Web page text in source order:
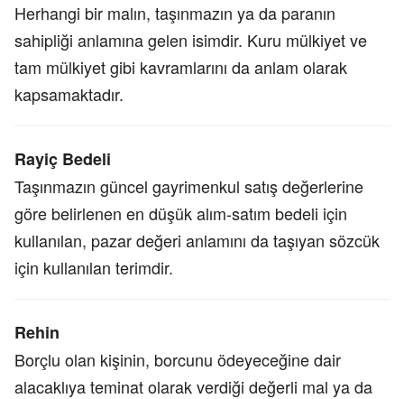
Herhangi bir malın, taşınmazın ya da paranın
sahipliği anlamına gelen isimdir. Kuru mülkiyet ve
tam mülkiyet gibi kavramlarını da anlam olarak
kapsamaktadır.
Rayiç Bedeli
Taşınmazın güncel gayrimenkul satış değerlerine
göre belirlenen en düşük alım-satım bedeli için
kullanılan, pazar değeri anlamını da taşıyan sözcük
için kullanılan terimdir.
Rehin
Borçlu olan kişinin, borcunu ödeyeceğine dair
alacaklıya teminat olarak verdiği değerli mal ya da